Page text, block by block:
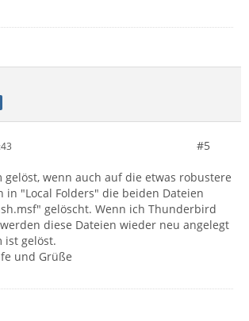
#5
gelöst, wenn auch auf die etwas robustere
in "Local Folders" die beiden Dateien
gelöscht. Wenn ich Thunderbird
diese Dateien wieder neu angelegt
ist gelöst.
und Grüße